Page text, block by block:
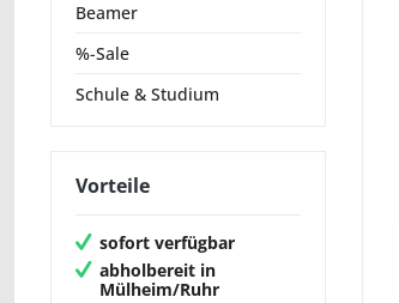
Beamer
%-Sale
Schule & Studium
Vorteile
sofort verfügbar
abholbereit in
Mülheim/Ruhr